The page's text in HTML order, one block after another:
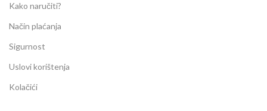
Kako naručiti?
Način plaćanja
Sigurnost
Uslovi korištenja
Kolačići